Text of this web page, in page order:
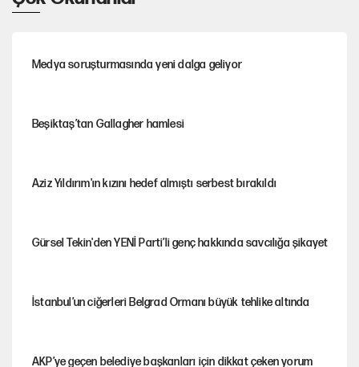
Medya soruşturmasında yeni dalga geliyor
Beşiktaş’tan Gallagher hamlesi
Aziz Yıldırım'ın kızını hedef almıştı serbest bırakıldı
Gürsel Tekin'den YENİ Parti’li genç hakkında savcılığa şikayet
İstanbul’un ciğerleri Belgrad Ormanı büyük tehlike altında
AKP’ye geçen belediye başkanları için dikkat çeken yorum